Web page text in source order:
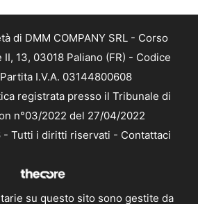
di DMM COMPANY SRL - Corso
13, 03018 Paliano (FR) - Codice
I.V.A. 03144800608
registrata presso il Tribunale di
n°03/2022 del 27/04/2022
Tutti i diritti riservati - Contattaci
su questo sito sono gestite da